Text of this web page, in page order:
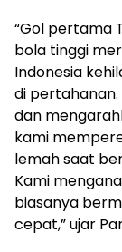
“Gol pertama
bola tinggi
Indonesia
di
dan
kami
lemah saat
Kami
biasanya
cepat,” ujar